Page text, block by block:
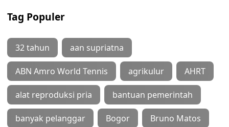
Tag Populer
32 tahun aan supriatna
ABN Amro World Tennis agrikulur AHRT
alat reproduksi pria bantuan pemerintah
banyak pelanggar Bogor Bruno Matos